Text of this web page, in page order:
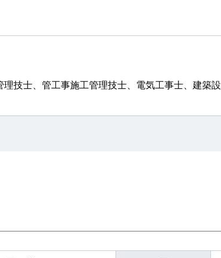
技士、管工事施工管理技士、電気工事士、建築